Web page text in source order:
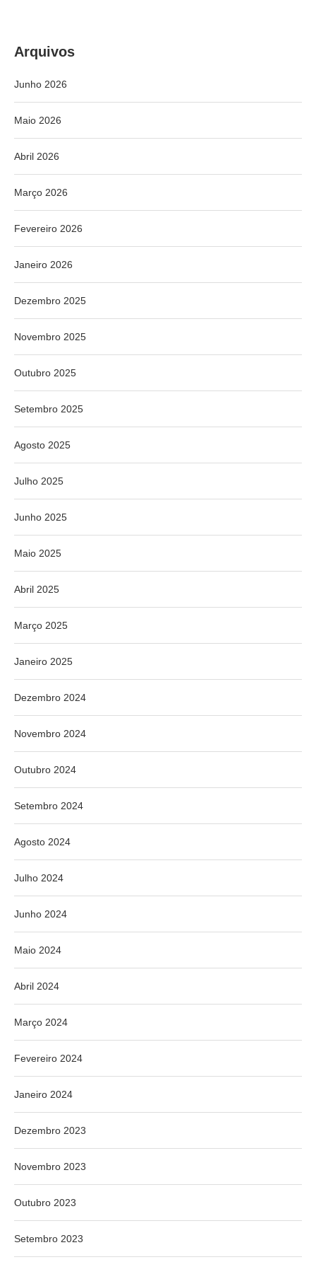
Arquivos
Junho 2026
Maio 2026
Abril 2026
Março 2026
Fevereiro 2026
Janeiro 2026
Dezembro 2025
Novembro 2025
Outubro 2025
Setembro 2025
Agosto 2025
Julho 2025
Junho 2025
Maio 2025
Abril 2025
Março 2025
Janeiro 2025
Dezembro 2024
Novembro 2024
Outubro 2024
Setembro 2024
Agosto 2024
Julho 2024
Junho 2024
Maio 2024
Abril 2024
Março 2024
Fevereiro 2024
Janeiro 2024
Dezembro 2023
Novembro 2023
Outubro 2023
Setembro 2023